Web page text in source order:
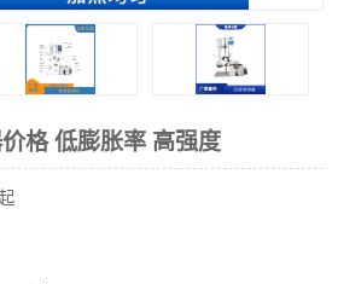
格 低膨胀率 高强度